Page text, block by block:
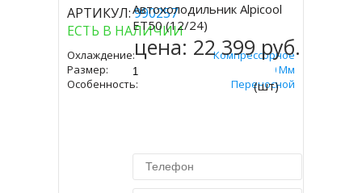
АРТИКУЛ:990257
ЕСТЬ В НАЛИЧИИ
Охлаждение:
Компрессорное
Размер:
455х723х360 Мм
Особенность:
Переносной
Купить
Автохолодильник Alpicool
ET50 (12/24)
цена: 22 399 руб.
(шт)